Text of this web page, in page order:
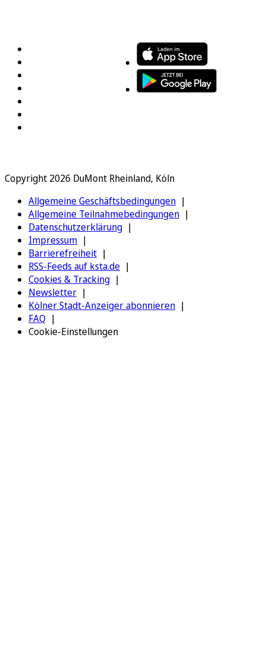
Copyright 2026 DuMont Rheinland, Köln
Allgemeine Geschäftsbedingungen
Allgemeine Teilnahmebedingungen
Datenschutzerklärung
Impressum
Barrierefreiheit
RSS-Feeds auf ksta.de
Cookies & Tracking
Newsletter
Kölner Stadt-Anzeiger abonnieren
FAQ
Cookie-Einstellungen